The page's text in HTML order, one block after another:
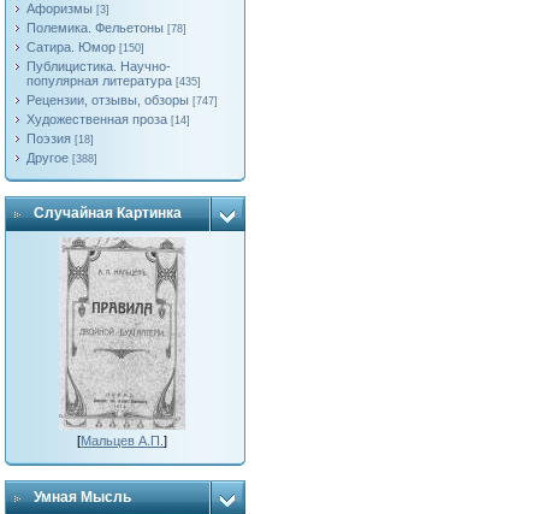
Афоризмы [3]
Полемика. Фельетоны [78]
Сатира. Юмор [150]
Публицистика. Научно-
популярная литература [435]
Рецензии, отзывы, обзоры [747]
Художественная проза [14]
Поэзия [18]
Другое [388]
Случайная Картинка
[Мальцев А.П.]
Умная Мысль